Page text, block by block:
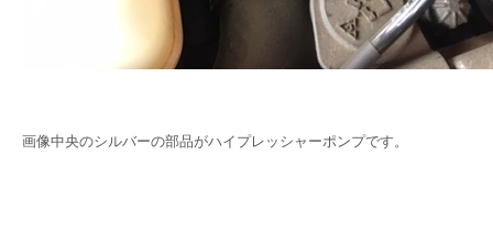
画像中央のシルバーの部品がハイプレッシャーポンプです。